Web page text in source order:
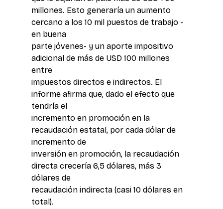
millones. Esto generaría un aumento
cercano a los 10 mil puestos de trabajo -
en buena
parte jóvenes- y un aporte impositivo
adicional de más de USD 100 millones
entre
impuestos directos e indirectos. El
informe afirma que, dado el efecto que
tendría el
incremento en promoción en la
recaudación estatal, por cada dólar de
incremento de
inversión en promoción, la recaudación
directa crecería 6,5 dólares, más 3
dólares de
recaudación indirecta (casi 10 dólares en
total).